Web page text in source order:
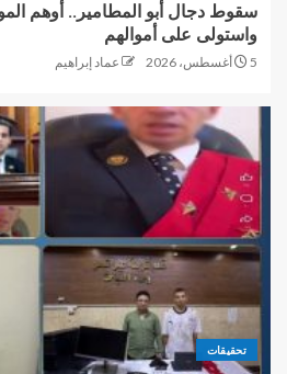
سقوط دجال أبو المطامير.. أوهم
واستولى على أموالهم
5 أغسطس، 2026 عماد إبراهيم
تحقيقات